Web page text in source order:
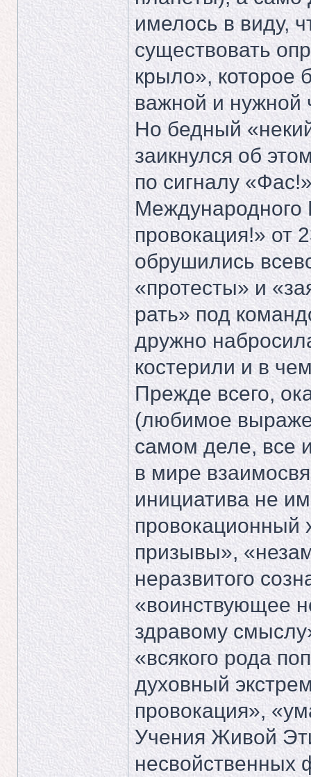
имелось в виду,
существовать
крыло», которое
важной и нужной
Но бедный
заикнулся об
по сигналу
Международного
провокация!» от
обрушились
«протесты» и
рать» под
дружно
костерили и в
Прежде всего,
(любимое
самом деле, все
в мире
инициатива не
провокационный
призывы»,
неразвитого
«воинствующее
здравому
«всякого рода
духовный
провокация»,
Учения Живой
несвойственных